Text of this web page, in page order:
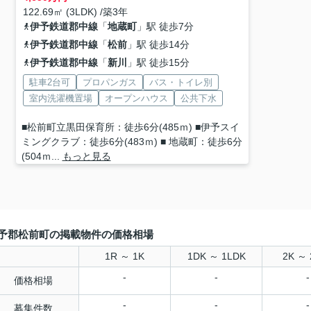
122.69㎡ (3LDK) /築3年
伊予鉄道郡中線「地蔵町」駅 徒歩7分
伊予鉄道郡中線「松前」駅 徒歩14分
伊予鉄道郡中線「新川 」駅 徒歩15分
駐車2台可 プロパンガス
バス・トイレ別
室内洗濯機置場
オープンハウス 公共下水
■松前町立黒田保育所：徒歩6分(485ｍ) ■伊予スイ
ミングクラブ：徒歩6分(483ｍ) ■ 地蔵町：徒歩6分
(504ｍ...
もっと見る
郡松前町の掲載物件の価格相場
1R ～ 1K 1DK ～ 1LDK 2K ～
価格相場 - - -
募集件数 - - -